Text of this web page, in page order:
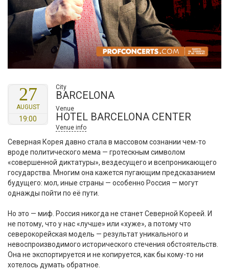
27
AUGUST
19:00
City
BARCELONA
Venue
HOTEL BARCELONA CENTER
Venue info
Северная Корея давно стала в массовом сознании чем-то
вроде политического мема — гротескным символом
«совершенной диктатуры», вездесущего и всепроникающего
государства. Многим она кажется пугающим предсказанием
будущего: мол, иные страны — особенно Россия — могут
однажды пойти по её пути.
Но это — миф. Россия никогда не станет Северной Кореей. И
не потому, что у нас «лучше» или «хуже», а потому что
северокорейская модель — результат уникального и
невоспроизводимого исторического стечения обстоятельств.
Она не экспортируется и не копируется, как бы кому-то ни
хотелось думать обратное.